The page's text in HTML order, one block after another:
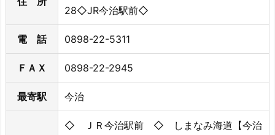
28◇JR今治駅前◇
電 話 0898-22-5311
ＦＡＸ 0898-22-2945
最寄駅 今治
◇ ＪＲ今治駅前 ◇ しまなみ海道【今治